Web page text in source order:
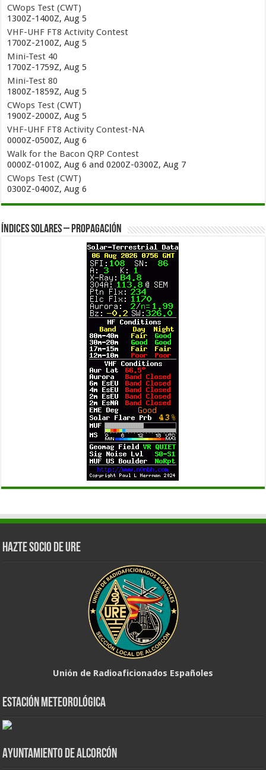
CWops Test (CWT)
1300Z-1400Z, Aug 5
VHF-UHF FT8 Activity Contest
1700Z-2100Z, Aug 5
Mini-Test 40
1700Z-1759Z, Aug 5
Mini-Test 80
1800Z-1859Z, Aug 5
CWops Test (CWT)
1900Z-2000Z, Aug 5
VHF-UHF FT8 Activity Contest-NA
0000Z-0500Z, Aug 6
Walk for the Bacon QRP Contest
0000Z-0100Z, Aug 6 and 0200Z-0300Z, Aug 7
CWops Test (CWT)
0300Z-0400Z, Aug 6
Índices solares – Propagación
Hazte Socio de URE
Unión de Radioaficionados Españoles
Estación Meteorológica
Ayuntamiento de Alcorcón